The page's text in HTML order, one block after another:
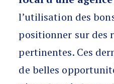
l’utilisation des
positionner sur des
pertinentes. Ces
de belles